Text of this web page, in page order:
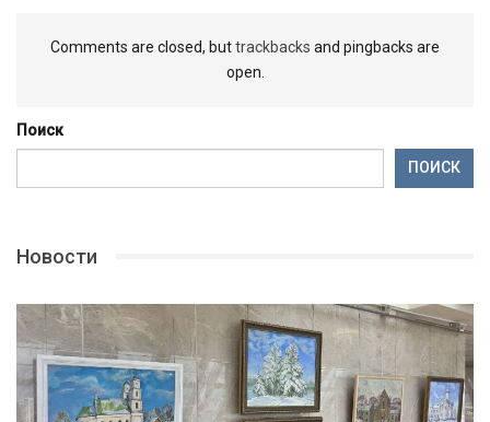
Comments are closed, buttrackbacks and pingbacks are
open.
Поиск
ПОИСК
Новости